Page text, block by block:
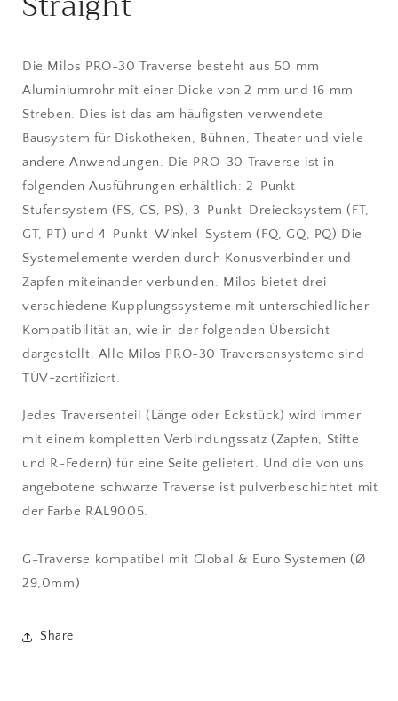
Die Milos PRO-30 Traverse besteht aus 50 mm
Aluminiumrohr mit einer Dicke von 2 mm und 16 mm
Streben. Dies ist das am häufigsten verwendete
Bausystem für Diskotheken, Bühnen, Theater und viele
andere Anwendungen. Die PRO-30 Traverse ist in
folgenden Ausführungen erhältlich: 2-Punkt-
Stufensystem (FS, GS, PS), 3-Punkt-Dreiecksystem (FT,
GT, PT) und 4-Punkt-Winkel-System (FQ, GQ, PQ) Die
Systemelemente werden durch Konusverbinder und
Zapfen miteinander verbunden. Milos bietet drei
verschiedene Kupplungssysteme mit unterschiedlicher
Kompatibilität an, wie in der folgenden Übersicht
dargestellt. Alle Milos PRO-30 Traversensysteme sind
TÜV-zertifiziert.
Jedes Traversenteil (Länge oder Eckstück) wird immer
mit einem kompletten Verbindungssatz (Zapfen, Stifte
und R-Federn) für eine Seite geliefert. Und die von uns
angebotene schwarze Traverse ist pulverbeschichtet mit
der Farbe RAL9005.
G-Traverse kompatibel mit Global & Euro Systemen (Ø
29,0mm)
Share